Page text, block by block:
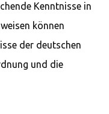
Kenntnisse in
können
der deutschen
und die